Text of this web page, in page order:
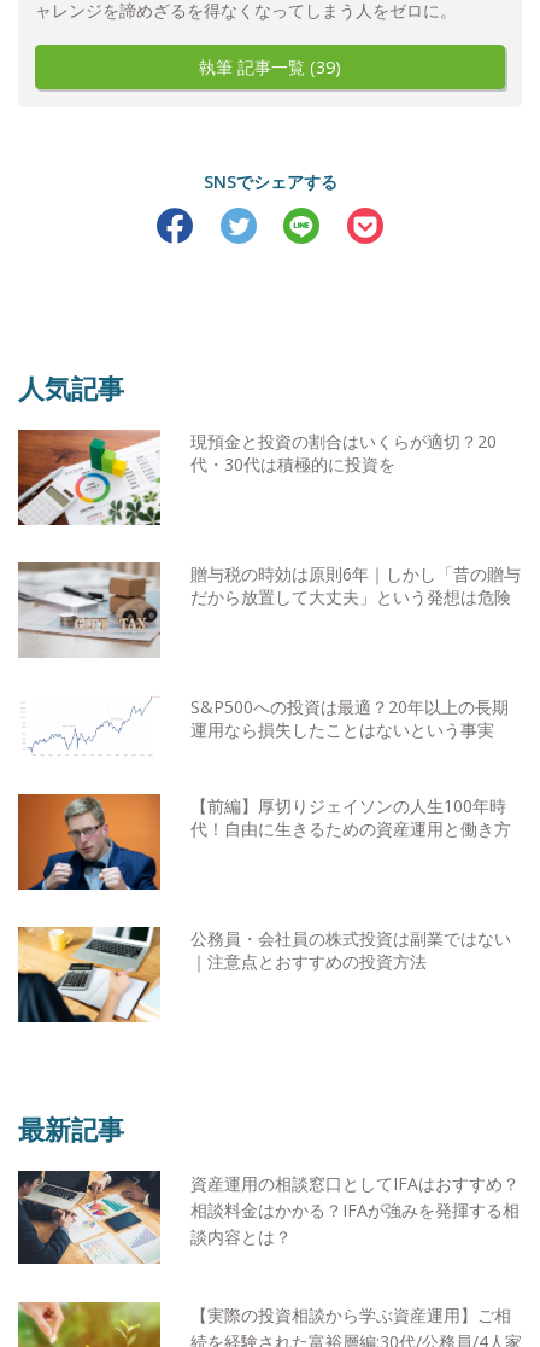
ャレンジを諦めざるを得なくなってしまう人をゼロに。
執筆 記事一覧 (39)
SNSでシェアする
人気記事
現預金と投資の割合はいくらが適切？20
代・30代は積極的に投資を
贈与税の時効は原則6年｜しかし「昔の贈与
だから放置して大丈夫」という発想は危険
S&P500への投資は最適？20年以上の長期
運用なら損失したことはないという事実
【前編】厚切りジェイソンの人生100年時
代！自由に生きるための資産運用と働き方
公務員・会社員の株式投資は副業ではない
｜注意点とおすすめの投資方法
最新記事
資産運用の相談窓口としてIFAはおすすめ？
相談料金はかかる？IFAが強みを発揮する相
談内容とは？
【実際の投資相談から学ぶ資産運用】ご相
続を経験された富裕層編:30代/公務員/4人家